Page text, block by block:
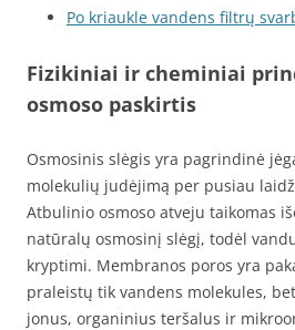
Po kriaukle vandens filtrų
Fizikiniai ir cheminiai
osmoso paskirtis
Osmosinis slėgis yra pagrindinė
molekulių judėjimą per pusiau
Atbulinio osmoso atveju taikomas
natūralų osmosinį slėgį, todėl
kryptimi. Membranos poros yra
praleistų tik vandens molekules,
jonus, organinius teršalus ir